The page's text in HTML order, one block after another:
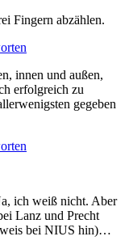
Fingern abzählen.
innen und außen,
erfolgreich zu
gegeben
ich weiß nicht. Aber
Lanz und Precht
bei NIUS hin)…